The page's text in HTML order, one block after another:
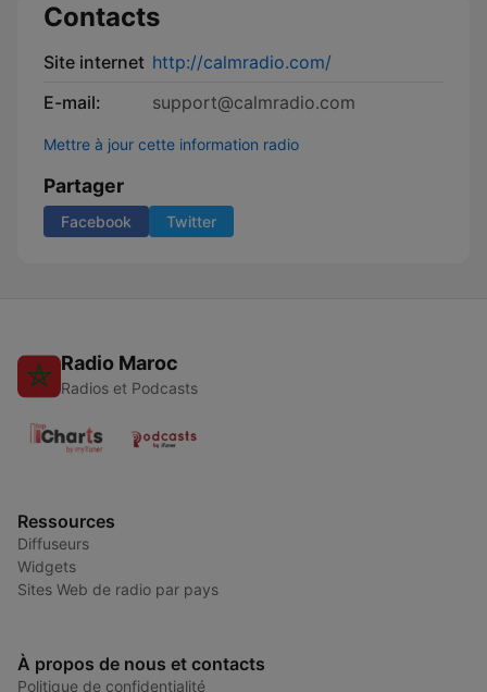
Contacts
Site internet http://calmradio.com/
E-mail:
support@calmradio.com
Mettre à jour cette information radio
Partager
Facebook Twitter
Radio Maroc
Radios et Podcasts
Ressources
Diffuseurs
Widgets
Sites Web de radio par pays
À propos de nous et contacts
Politique de confidentialité